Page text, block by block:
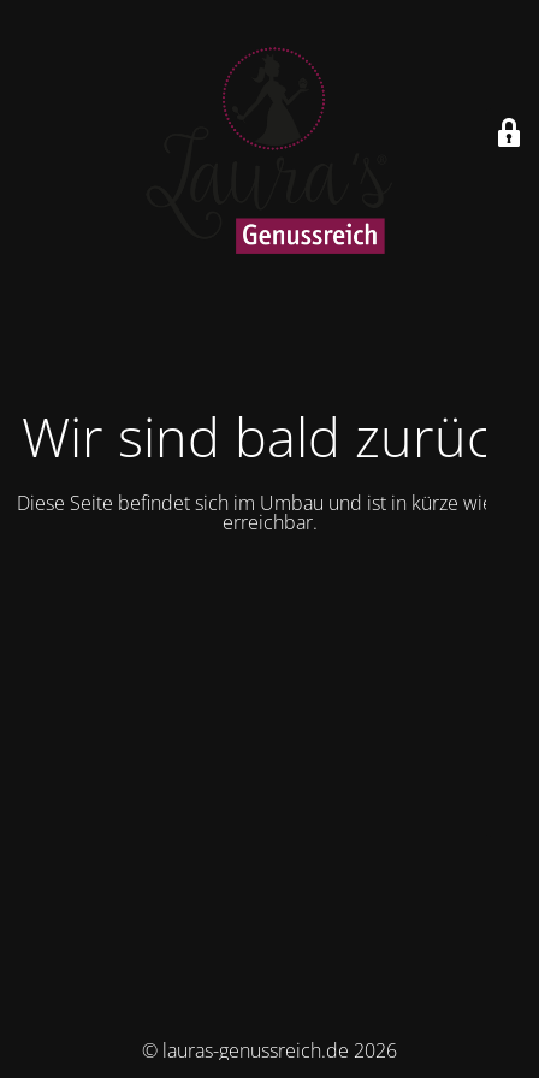
Wir sind bald zurück
Diese Seite befindet sich im Umbau und ist in kürze wieder
erreichbar.
© lauras-genussreich.de 2026